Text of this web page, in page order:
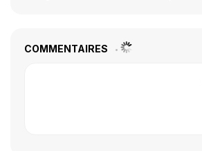
COMMENTAIRES